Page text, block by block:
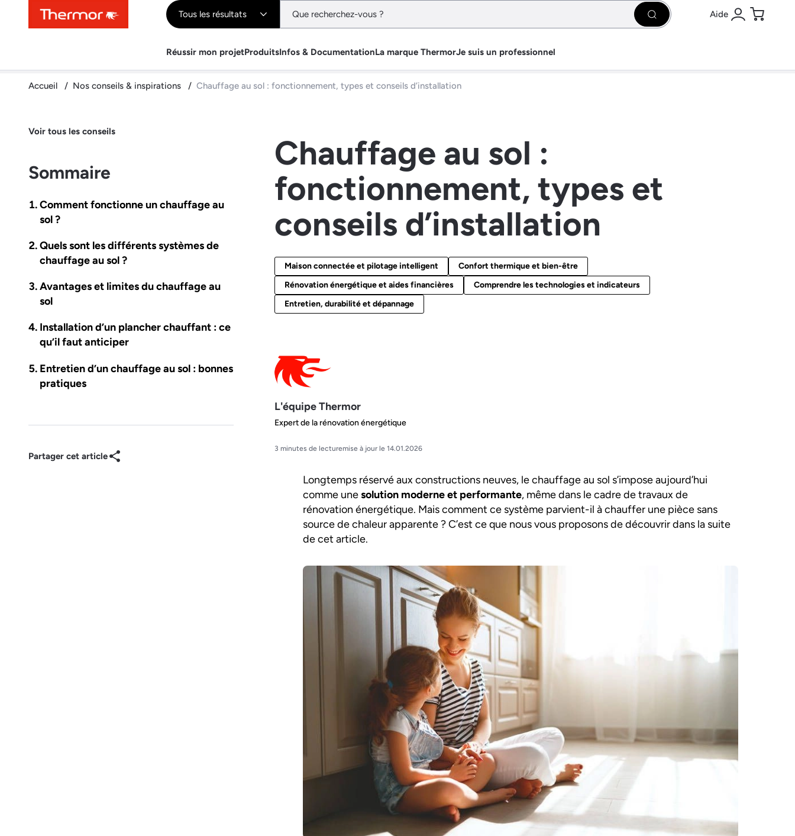
ContenuMenuRecherche Tous les résultats Rechercher Aide
Se connecter
Panier
Réussir mon projetProduitsInfos & DocumentationLa marque ThermorJe suis un professionnel
Accueil Nos conseils & inspirations Chauffage au sol : fonctionnement, types et conseils d’installation
Voir tous les conseils
Sommaire
Comment fonctionne un chauffage au
sol ?
Quels sont les différents systèmes de
chauffage au sol ?
Avantages et limites du chauffage au
sol
Installation d’un plancher chauffant : ce
qu’il faut anticiper
Entretien d’un chauffage au sol : bonnes
pratiques
Partager cet article
Chauffage au sol :
fonctionnement, types et
conseils d’installation
Maison connectée et pilotage intelligent
Confort thermique et bien-être
Rénovation énergétique et aides financières
Comprendre les technologies et indicateurs
Entretien, durabilité et dépannage
L'équipe Thermor
Expert de la rénovation énergétique
3 minutes de lecturemise à jour le 14.01.2026
Longtemps réservé aux constructions neuves, le chauffage au sol s’impose aujourd’hui
comme unesolution moderne et performante, même dans le cadre de travaux de
rénovation énergétique. Mais comment ce système parvient-il à chauffer une pièce sans
source de chaleur apparente ? C’est ce que nous vous proposons de découvrir dans la suite
de cet article.